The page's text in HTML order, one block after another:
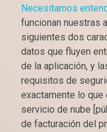
Necesitamos
funcionan nuestras
siguientes dos
datos que fluyen
de la aplicación, y
requisitos de
exactamente lo que
servicio de nube
de facturación del